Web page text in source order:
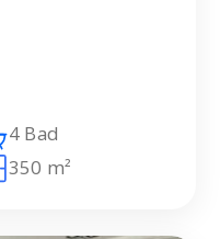
4 Bad
350 m²